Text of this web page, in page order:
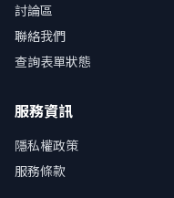
討論區
聯絡我們
查詢表單狀態
服務資訊
隱私權政策
服務條款